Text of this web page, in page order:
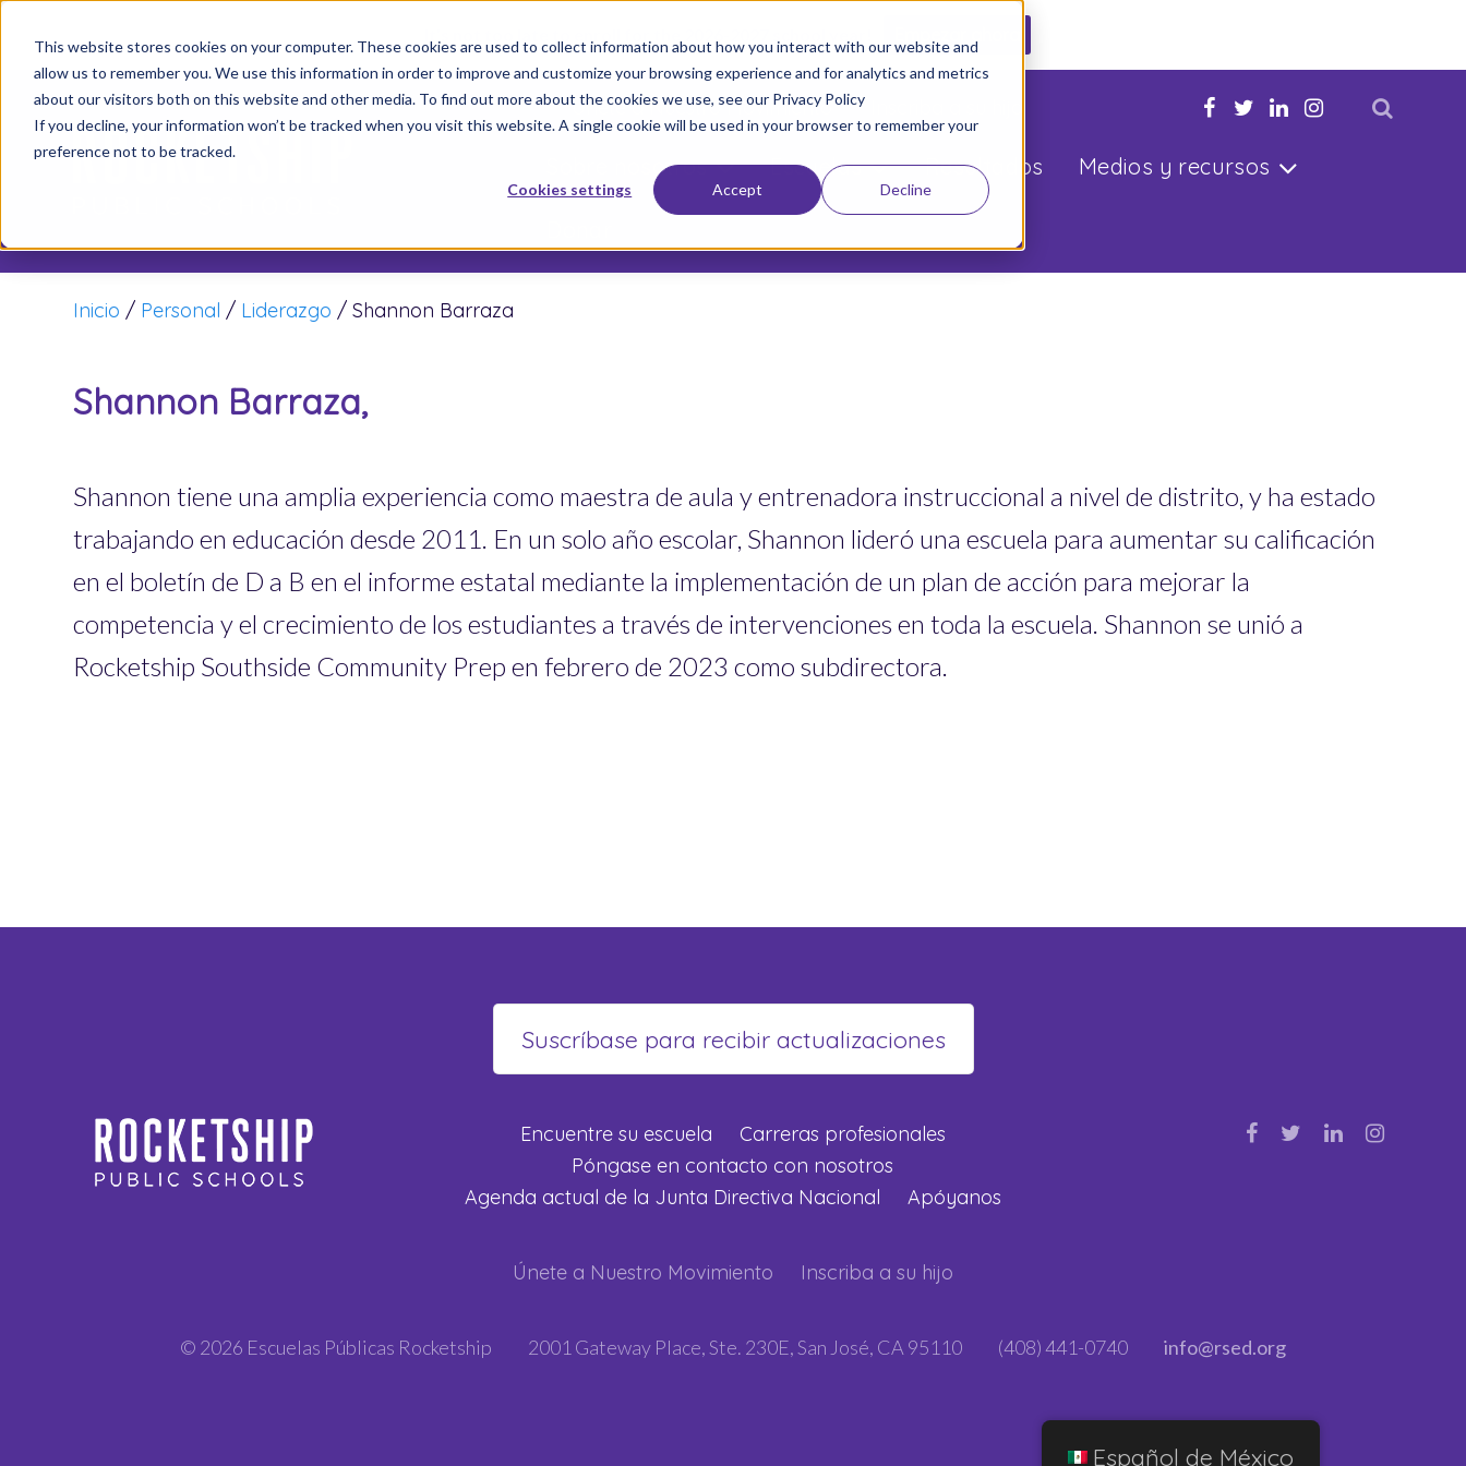
This website stores cookies on your computer. These cookies are used to collect information about how you interact with our website and
allow us to remember you. We use this information in order to improve and customize your browsing experience and for analytics and metrics
about our visitors both on this website and other media. To find out more about the cookies we use, see our Privacy Policy
If you decline, your information won’t be tracked when you visit this website. A single cookie will be used in your browser to remember your
preference not to be tracked.
Cookies settings Accept Decline
Únete a Nuestro Movimiento
Sobre nosotros Escuelas Resultados Medios y recursos
Inicio / Personal / Liderazgo /Shannon Barraza
Shannon Barraza,
Shannon tiene una amplia experiencia como maestra de aula y entrenadora instruccional a nivel de distrito, y ha estado
trabajando en educación desde 2011. En un solo año escolar, Shannon lideró una escuela para aumentar su calificación
en el boletín de D a B en el informe estatal mediante la implementación de un plan de acción para mejorar la
competencia y el crecimiento de los estudiantes a través de intervenciones en toda la escuela. Shannon se unió a
Rocketship Southside Community Prep en febrero de 2023 como subdirectora.
Encuentre su escuela
Carreras profesionales
Póngase en contacto con nosotros
Agenda actual de la Junta Directiva Nacional
Apóyanos
Únete a Nuestro Movimiento Inscriba a su hijo
© 2026 Escuelas Públicas Rocketship 2001 Gateway Place, Ste. 230E, San José, CA 95110 (408) 441-0740 info@rsed.org
Español de México